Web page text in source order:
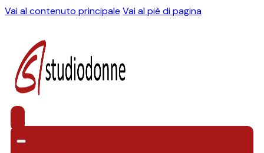
Vai al contenuto principale Vai al piè di pagina